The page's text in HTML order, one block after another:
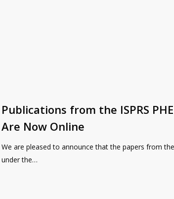
Publications from the ISPRS
Are Now Online
We are pleased to announce that the papers from
under the…